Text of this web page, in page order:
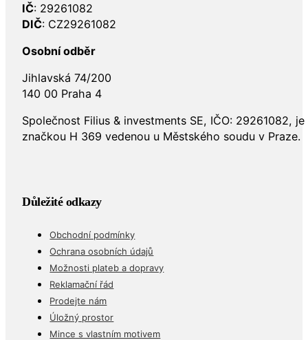
IČ: 29261082
DIČ: CZ29261082
Osobní odběr
Jihlavská 74/200
140 00 Praha 4
Společnost Filius & investments SE, IČO: 29261082,
značkou H 369 vedenou u Městského soudu v Praze.
Důležité odkazy
Obchodní podmínky
Ochrana osobních údajů
Možnosti plateb a dopravy
Reklamační řád
Prodejte nám
Úložný prostor
Mince s vlastním motivem